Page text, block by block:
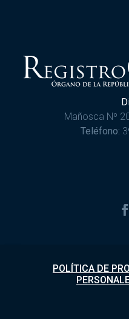
Mañosca Nº
Teléfono:
POLÍTICA DE